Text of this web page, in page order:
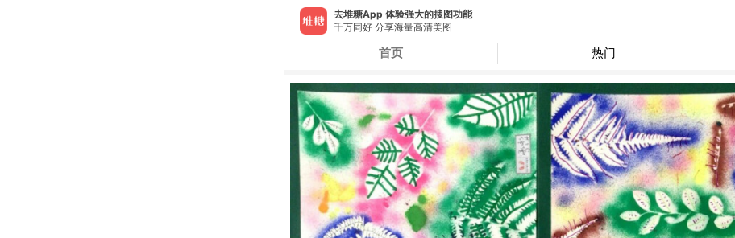
去堆糖App 体验强大的搜图功能
千万同好 分享海量高清美图
首页 热门